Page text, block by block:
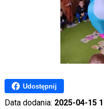
Udostępnij
Data dodania: 2025-04-15